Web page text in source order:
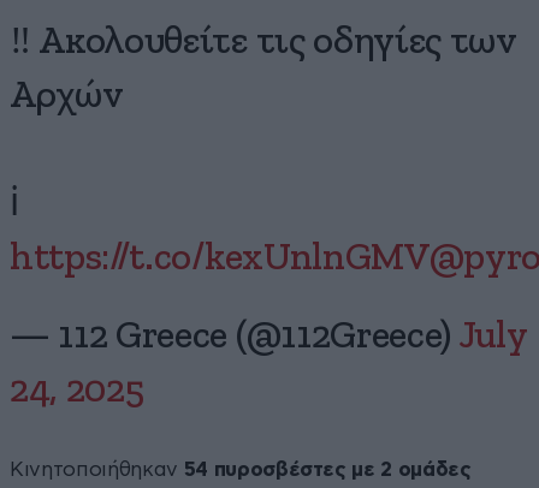
‼️ Ακολουθείτε τις οδηγίες των
Αρχών
ℹ️
https://t.co/kexUnlnGMV
— 112 Greece (@112Greece) July
24, 2025
Κινητοποιήθηκαν 54 πυροσβέστες με 2 ομάδες